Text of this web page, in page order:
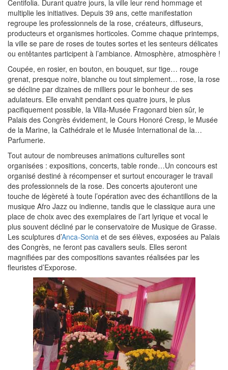
Centifolia. Durant quatre jours, la ville leur rend hommage et
multiplie les initiatives. Depuis 39 ans, cette manifestation
regroupe les professionnels de la rose, créateurs, diffuseurs,
producteurs et organismes horticoles. Comme chaque printemps,
la ville se pare de roses de toutes sortes et les senteurs délicates
ou entêtantes participent à l’ambiance. Atmosphère, atmosphère !
Coupée, en rosier, en bouton, en bouquet, sur tige… rouge
grenat, presque noire, blanche ou tout simplement… rose, la rose
se décline par dizaines de milliers pour le bonheur de ses
adulateurs. Elle envahit pendant ces quatre jours, le plus
pacifiquement possible, la Villa-Musée Fragonard bien sûr, le
Palais des Congrès évidement, le Cours Honoré Cresp, le Musée
de la Marine, la Cathédrale et le Musée International de la…
Parfumerie.
Tout autour de nombreuses animations culturelles sont
organisées : expositions, concerts, table ronde…Un concours est
organisé destiné à récompenser et surtout encourager le travail
des professionnels de la rose. Des concerts ajouteront une
touche de légèreté à toute l’opération avec des échantillons de la
musique Afro Jazz ou indienne, tandis que le classique aura une
place de choix avec des exemplaires de l’art lyrique et vocal le
plus souvent décliné par le conservatoire de Musique de Grasse.
Les sculptures d’Anca-Sonia et de ses élèves, exposées au Palais
des Congrès, ne feront pas cavaliers seuls. Elles seront
magnifiées par des compositions savantes réalisées par les
fleuristes d’Exporose.